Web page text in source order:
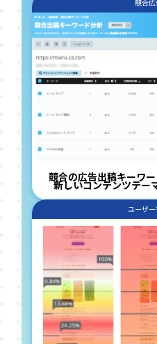
競合
競合の広告出稿キーワ
新しいコンテンツテー
ユーザ